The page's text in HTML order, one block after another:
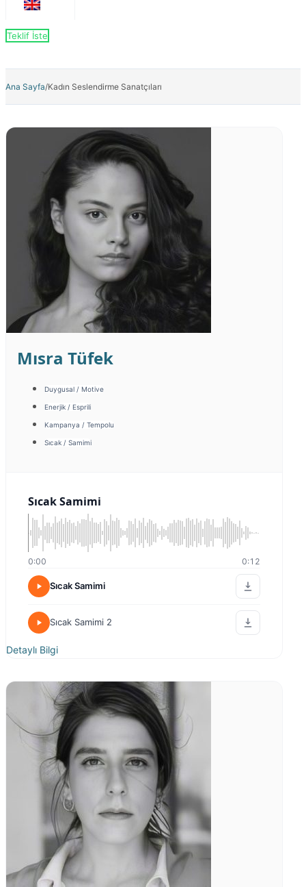
Teklif İste
Ana Sayfa/Kadın Seslendirme Sanatçıları
Mısra Tüfek
Duygusal / Motive
Enerjik / Esprili
Kampanya / Tempolu
Sıcak / Samimi
Sıcak Samimi
0:00 0:12
Sıcak Samimi
Sıcak Samimi 2
Detaylı Bilgi